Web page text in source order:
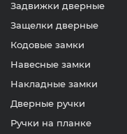
Задвижки дверные
Защелки дверные
Кодовые замки
Навесные замки
Накладные замки
Дверные ручки
Ручки на планке